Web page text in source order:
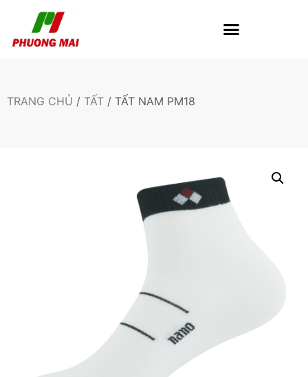
TRANG CHỦ / TẤT / TẤT NAM PM18